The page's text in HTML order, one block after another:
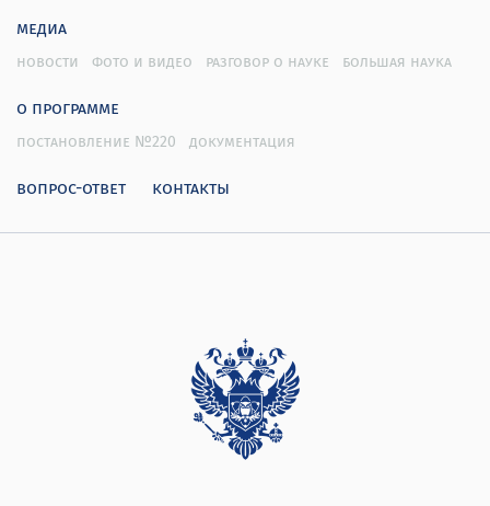
медиа
новости фото и видео разговор о науке большая наука
о программе
постановление №220 документация
вопрос-ответ контакты